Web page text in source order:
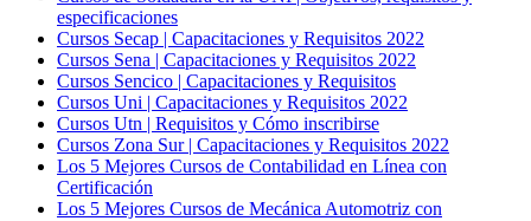
especificaciones
Cursos Secap | Capacitaciones y Requisitos 2022
Cursos Sena | Capacitaciones y Requisitos 2022
Cursos Sencico | Capacitaciones y Requisitos
Cursos Uni | Capacitaciones y Requisitos 2022
Cursos Utn | Requisitos y Cómo inscribirse
Cursos Zona Sur | Capacitaciones y Requisitos 2022
Los 5 Mejores Cursos de Contabilidad en Línea con
Certificación
Los 5 Mejores Cursos de Mecánica Automotriz con